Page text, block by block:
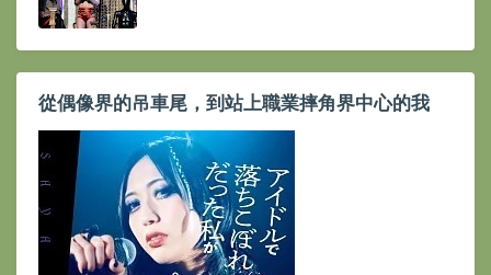
從偶像界的吊車尾，到站上職業摔角界中心的我